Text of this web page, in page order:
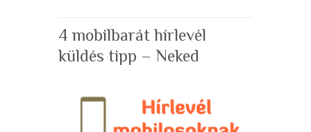
4 mobilbarát hírlevél
küldés tipp – Neked